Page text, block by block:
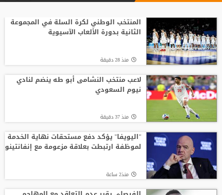
المنتخب الوطني لكرة السلة في المجموعة
الثانية بدورة الألعاب الآسيوية
منذ 28 دقيقة
لاعب منتخب النشامى أبو طه ينضم لنادي
نيوم السعودي
منذ 37 دقيقة
"اليويفا" يؤكد دفع مستحقات نهاية الخدمة
لموظفة ارتبطت بعلاقة مزعومة مع إنفانتينو
منذ2 ساعة